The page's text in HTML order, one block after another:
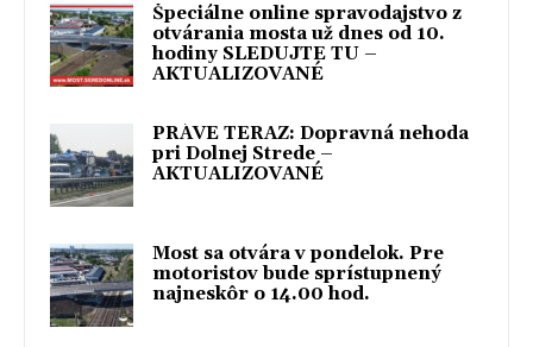
Špeciálne online spravodajstvo z
otvárania mosta už dnes od 10.
hodiny SLEDUJTE TU –
AKTUALIZOVANÉ
PRÁVE TERAZ: Dopravná nehoda
pri Dolnej Strede –
AKTUALIZOVANÉ
Most sa otvára v pondelok. Pre
motoristov bude sprístupnený
najneskôr o 14.00 hod.